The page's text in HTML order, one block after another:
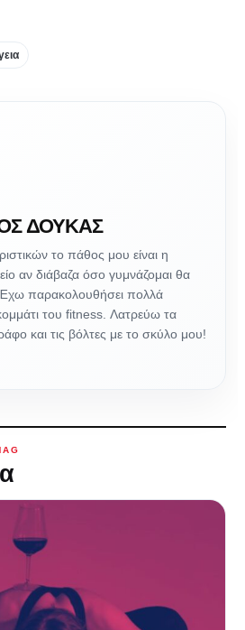
ΔΟΥΚΑΣ
το πάθος μου είναι η
αν διάβαζα όσο γυμνάζομαι θα
Έχω παρακολουθήσει πολλά
του fitness. Λατρεύω τα
και τις βόλτες με το σκύλο μου!